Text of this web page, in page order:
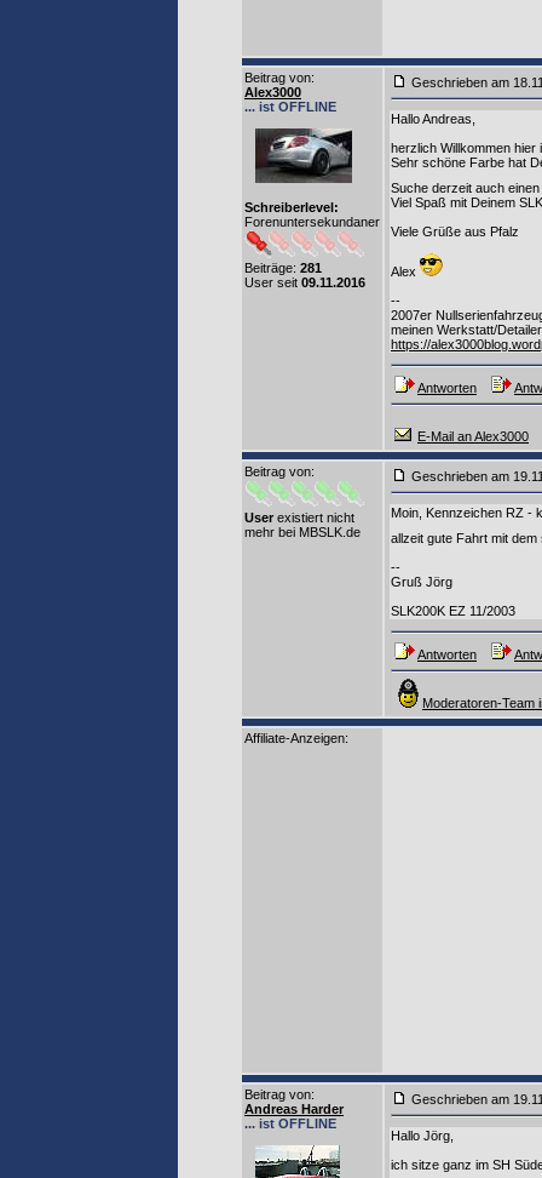
Beitrag von:
Alex3000
... ist OFFLINE
Schreiberlevel:
Forenuntersekundaner
Beiträge: 281
User seit 09.11.2016
Geschrieben am
Hallo Andreas,
herzlich Willkommen hier
Sehr schöne Farbe hat
Suche derzeit auch
Viel Spaß mit Deinem
Viele Grüße aus Pfalz
Alex
--
2007er
meinen Werkstatt/
https://
Antworten
E-Mail an Alex3000
Beitrag von:
User existiert nicht
mehr bei MBSLK.de
Geschrieben am
Moin, Kennzeichen RZ -
allzeit gute Fahrt mit
--
Gruß Jörg
SLK200K EZ 11/2003
Antworten
Moderatoren-Team
Affiliate-Anzeigen:
Beitrag von:
Andreas Harder
... ist OFFLINE
Geschrieben am
Hallo Jörg,
ich sitze ganz im SH